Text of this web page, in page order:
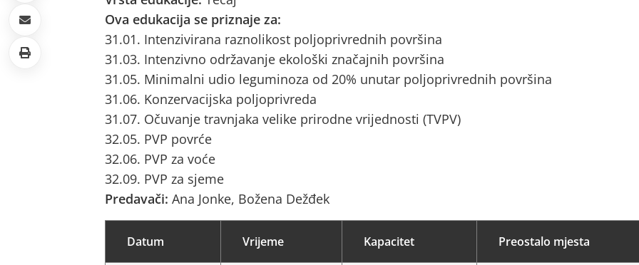
Ova edukacija se priznaje za:
31.01. Intenzivirana raznolikost poljoprivrednih površina
31.03. Intenzivno održavanje ekološki značajnih površina
31.05. Minimalni udio leguminoza od 20% unutar poljoprivrednih površina
31.06. Konzervacijska poljoprivreda
31.07. Očuvanje travnjaka velike prirodne vrijednosti (TVPV)
32.05. PVP povrće
32.06. PVP za voće
32.09. PVP za sjeme
Predavači: Ana Jonke, Božena Dežđek
Datum Vrijeme Kapacitet Preostalo mjesta